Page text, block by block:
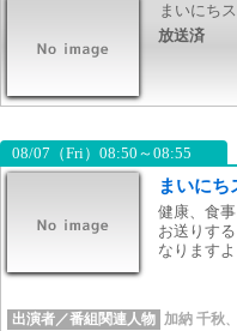
まいにち
放送済
08/07（Fri）08:50～08:55
まいに
健康、食
お送りす
なりますよ
出演者／番組関連人物 加納 千秋、